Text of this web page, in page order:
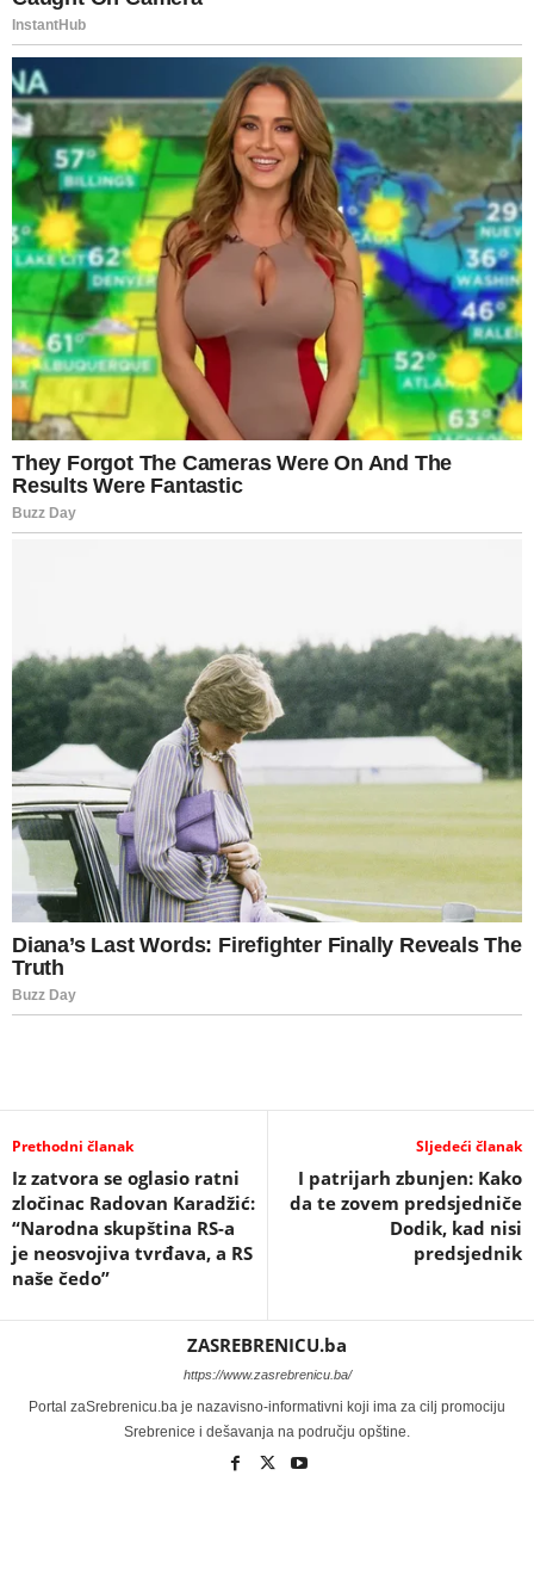
Prethodni članak
Iz zatvora se oglasio ratni
zločinac Radovan Karadžić:
“Narodna skupština RS-a
je neosvojiva tvrđava, a RS
naše čedo”
Sljedeći članak
I patrijarh zbunjen: Kako
da te zovem predsjedniče
Dodik, kad nisi
predsjednik
ZASREBRENICU.ba
https://www.zasrebrenicu.ba/
Portal zaSrebrenicu.ba je nazavisno-informativni koji ima za cilj promociju
Srebrenice i dešavanja na području opštine.